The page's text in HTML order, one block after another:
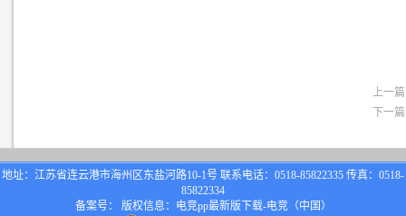
上一
下一
地址：江苏省连云港市海州区东盐河路10-1号 联系电话：0518-85822335 传真：0518-
85822334
备案号： 版权信息：电竞pp最新版下载-电竞（中国）